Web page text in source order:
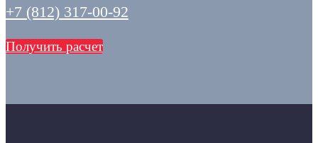
+7 (812) 317-00-92
Получить расчет